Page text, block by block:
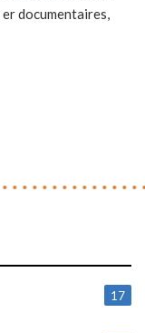
documentaires,
17